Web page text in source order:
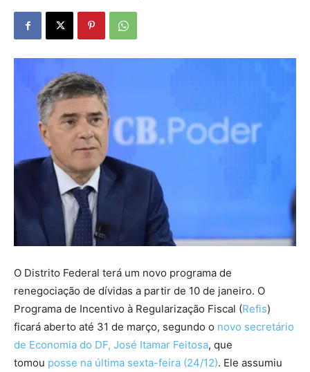
O Distrito Federal terá um novo programa de
renegociação de dívidas a partir de 10 de janeiro. O
Programa de Incentivo à Regularização Fiscal (Refis)
ficará aberto até 31 de março, segundo o novo secretário
de Economia do DF, José Itamar Feitosa, que
tomou posse na última sexta-feira (24/12). Ele assumiu